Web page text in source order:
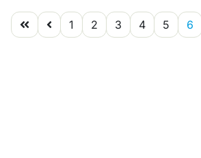
1 2 3 4 5 6